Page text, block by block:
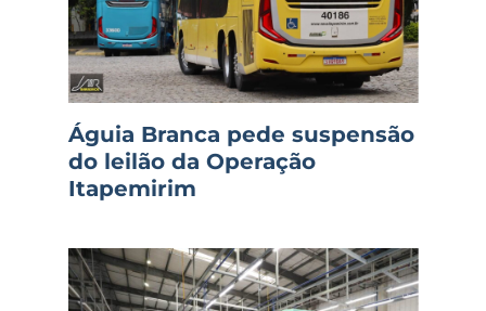
Águia Branca pede suspensão
do leilão da Operação
Itapemirim